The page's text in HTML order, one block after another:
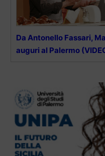
Da Antonello Fassari,
auguri al Palermo